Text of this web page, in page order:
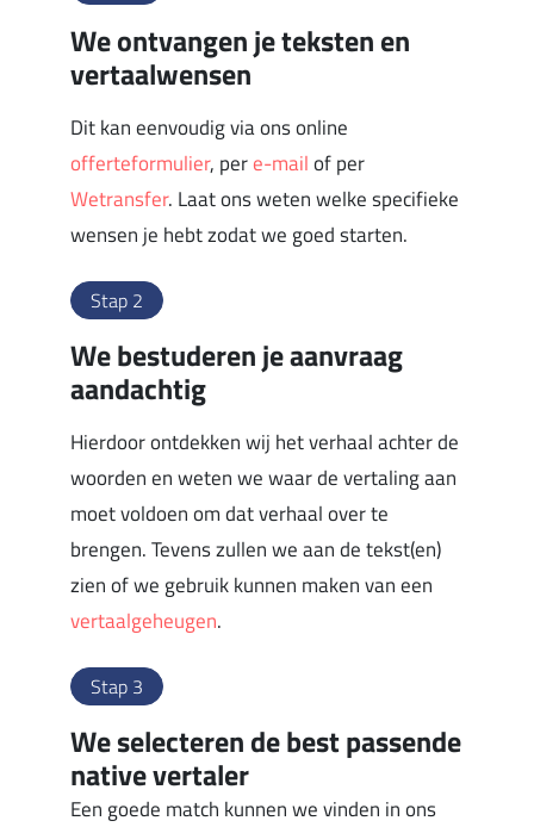
We ontvangen je teksten en
vertaalwensen
Dit kan eenvoudig via ons online
offerteformulier, pere-mailof per
Wetransfer. Laat ons weten welke specifieke
wensen je hebt zodat we goed starten.
Stap 2
We bestuderen je aanvraag
aandachtig
Hierdoor ontdekken wij het verhaal achter de
woorden en weten we waar de vertaling aan
moet voldoen om dat verhaal over te
brengen. Tevens zullen we aan de tekst(en)
zien of we gebruik kunnen maken van een
vertaalgeheugen.
Stap 3
We selecteren de best passende
native vertaler
Een goede match kunnen we vinden in ons